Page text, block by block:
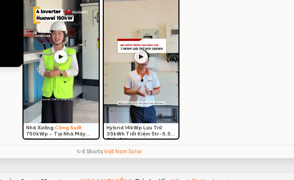
▶
Nhà Xưởng Công Suất
750kWp – Tại Nhà Máy
Hira
▶
Hybrid 14kWp Lưu Trữ
35kWh Tiết Kiệm 5tr-5,5tr
Tiền Điện
↻ 6 ShortsViệt Nam Solar